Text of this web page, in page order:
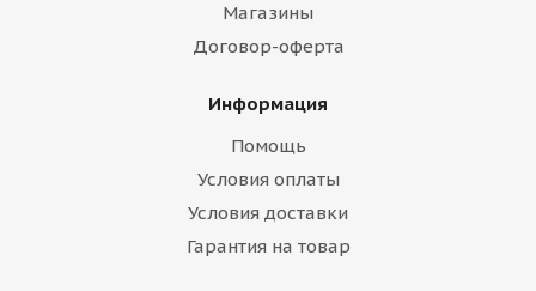
Магазины
Договор-оферта
Информация
Помощь
Условия оплаты
Условия доставки
Гарантия на товар